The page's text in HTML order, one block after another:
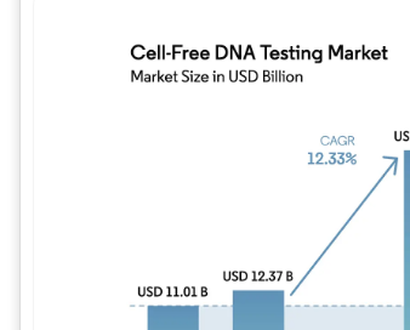
Imagen © Mordor